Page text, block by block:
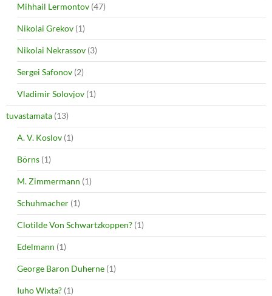
Mihhail Lermontov (47)
Nikolai Grekov (1)
Nikolai Nekrassov (3)
Sergei Safonov (2)
Vladimir Solovjov (1)
tuvastamata (13)
A. V. Koslov (1)
Börns (1)
M. Zimmermann (1)
Schuhmacher (1)
Clotilde Von Schwartzkoppen? (1)
Edelmann (1)
George Baron Duherne (1)
Iuho Wixta? (1)